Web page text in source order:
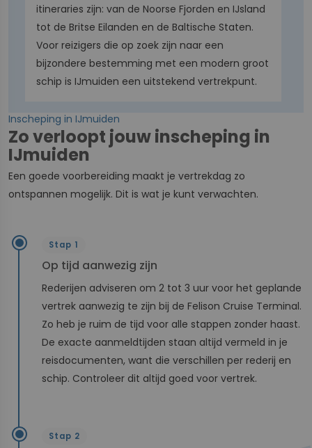
itineraries zijn: van de Noorse Fjorden en IJsland
tot de Britse Eilanden en de Baltische Staten.
Voor reizigers die op zoek zijn naar een
bijzondere bestemming met een modern groot
schip is IJmuiden een uitstekend vertrekpunt.
Inscheping in IJmuiden
Zo verloopt jouw inscheping in
IJmuiden
Een goede voorbereiding maakt je vertrekdag zo
ontspannen mogelijk. Dit is wat je kunt verwachten.
Stap 1
Op tijd aanwezig zijn
Rederijen adviseren om 2 tot 3 uur voor het geplande
vertrek aanwezig te zijn bij de Felison Cruise Terminal.
Zo heb je ruim de tijd voor alle stappen zonder haast.
De exacte aanmeldtijden staan altijd vermeld in je
reisdocumenten, want die verschillen per rederij en
schip. Controleer dit altijd goed voor vertrek.
Stap 2